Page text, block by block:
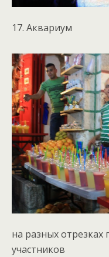
17. Аквариум
на разных отрезках
участников